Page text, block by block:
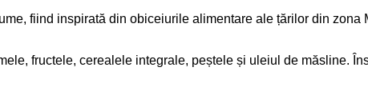
fiind inspirată din obiceiurile alimentare ale țărilor din zona
fructele, cerealele integrale, peștele și uleiul de măsline.